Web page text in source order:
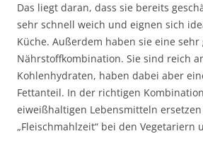
Das liegt daran, dass sie bereits
sehr schnell weich und eignen sich
Küche. Außerdem haben sie eine sehr
Nährstoffkombination. Sie sind reich
Kohlenhydraten, haben dabei aber
Fettanteil. In der richtigen
eiweißhaltigen Lebensmitteln
„Fleischmahlzeit“ bei den Vegetariern